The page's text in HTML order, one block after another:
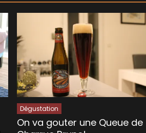
Dégustation
On va gouter une Queue de